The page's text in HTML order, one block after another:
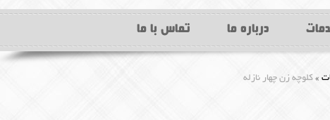
درباره ما تماس با ما
»کلوچه زن چهار نازله